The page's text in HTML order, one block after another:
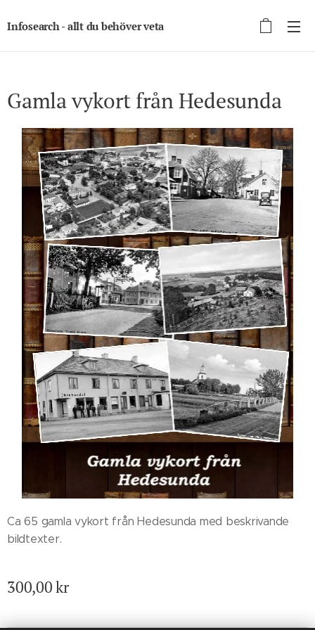
Infosearch - allt du behöver veta
Gamla vykort från Hedesunda
Ca 65 gamla vykort från Hedesunda med beskrivande
bildtexter.
300,00kr